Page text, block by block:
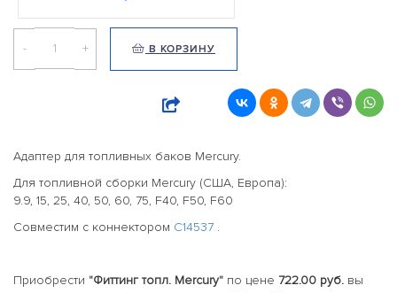
- + В КОРЗИНУ
Адаптер для топливных баков Mercury.
Для топливной сборки Mercury (США, Европа):
9.9, 15, 25, 40, 50, 60, 75, F40, F50, F60
Совместим с коннектором C14537 .
Приобрести "Фиттинг топл. Mercury" по цене 722.00 руб. вы